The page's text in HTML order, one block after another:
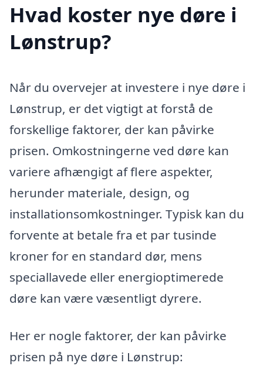
Hvad koster nye døre i
Lønstrup?
Når du overvejer at investere i nye døre i
Lønstrup, er det vigtigt at forstå de
forskellige faktorer, der kan påvirke
prisen. Omkostningerne ved døre kan
variere afhængigt af flere aspekter,
herunder materiale, design, og
installationsomkostninger. Typisk kan du
forvente at betale fra et par tusinde
kroner for en standard dør, mens
speciallavede eller energioptimerede
døre kan være væsentligt dyrere.
Her er nogle faktorer, der kan påvirke
prisen på nye døre i Lønstrup: